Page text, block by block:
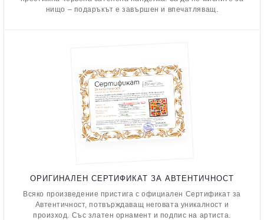
нищо – подаръкът е завършен и впечатляващ.
ОРИГИНАЛЕН СЕРТИФИКАТ ЗА АВТЕНТИЧНОСТ
Всяко произведение пристига с официален Сертификат за
Автентичност, потвърждаващ неговата уникалност и
произход. Със златен орнамент и подпис на артиста.